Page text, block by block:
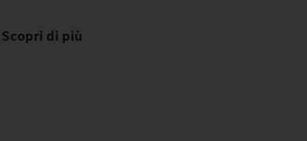
Festeggia con noi adesso!
Scopri di più